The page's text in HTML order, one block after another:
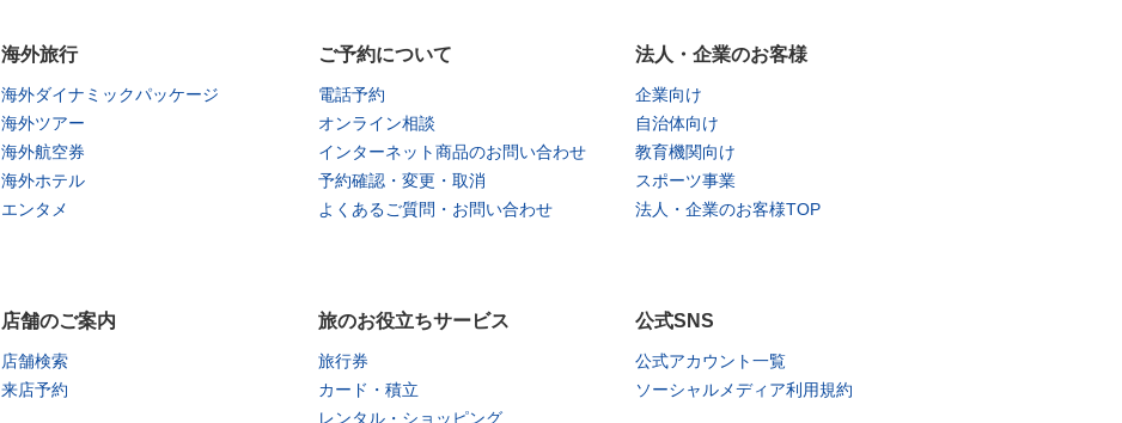
海外旅行
海外ダイナミックパッケージ
海外ツアー
海外航空券
海外ホテル
エンタメ
ご予約について
電話予約
オンライン相談
インターネット商品のお問い合わせ
予約確認・変更・取消
よくあるご質問・お問い合わせ
法人・企業のお客様
企業向け
自治体向け
教育機関向け
スポーツ事業
法人・企業のお客様TOP
店舗のご案内
店舗検索
来店予約
旅のお役立ちサービス
旅行券
カード・積立
レンタル・ショッピング
公式SNS
公式アカウント一覧
ソーシャルメディア利用規約